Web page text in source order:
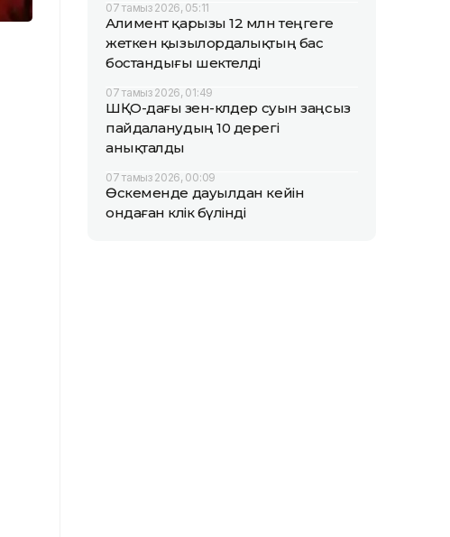
07 тамыз 2026, 05:11
Алимент қарызы 12 млн теңгеге
жеткен қызылордалықтың бас
бостандығы шектелді
07 тамыз 2026, 01:49
ШҚО-дағы өзен-көлдер суын заңсыз
пайдаланудың 10 дерегі
анықталды
07 тамыз 2026, 00:09
Өскеменде дауылдан кейін
ондаған көлік бүлінді